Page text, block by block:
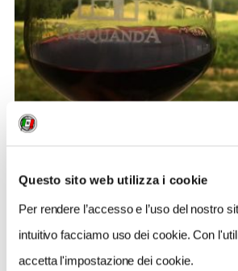
Questo sito web utilizza i cookie
Per rendere l’accesso e l’uso del nostro
intuitivo facciamo uso dei cookie. Con
accetta l'impostazione dei cookie.
Il Picnic alla Quercia: a Trequanda
gusta tra i campi di grano
2